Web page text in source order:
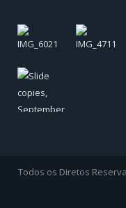
Todos os Diretos